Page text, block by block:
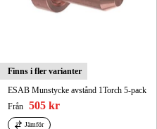
Finns i fler varianter
ESAB Munstycke avstånd 1Torch 5-pack
Från 505 kr
Jämför